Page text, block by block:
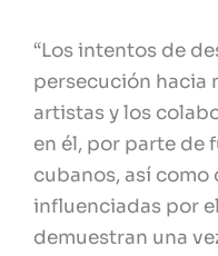
“Los intentos de
persecución hacia
artistas y los
en él, por parte de
cubanos, así como
influenciadas por
demuestran una